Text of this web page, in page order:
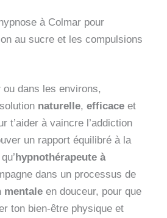
à Colmar pour
au sucre et les compulsions
ou dans les environs,
naturelle, efficace et
t’aider à vaincre l’addiction
un rapport équilibré à la
hypnothérapeute à
dans un processus de
mentale en douceur, pour que
ton bien-être physique et